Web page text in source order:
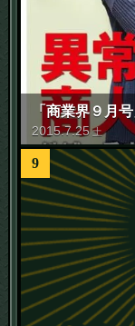
「商業界９月
2015.7.25 土
9